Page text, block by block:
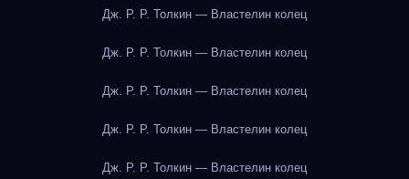
Дж. Р. Р. Толкин — Властелин колец
Дж. Р. Р. Толкин — Властелин колец
Дж. Р. Р. Толкин — Властелин колец
Дж. Р. Р. Толкин — Властелин колец
Дж. Р. Р. Толкин — Властелин колец